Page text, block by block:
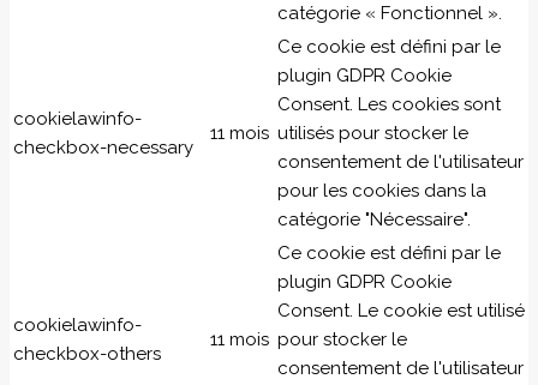
catégorie « Fonctionnel ».
cookielawinfo-
checkbox-necessary
11 mois
Ce cookie est défini par le
plugin GDPR Cookie
Consent. Les cookies sont
utilisés pour stocker le
consentement de l'utilisateur
pour les cookies dans la
catégorie "Nécessaire".
cookielawinfo-
checkbox-others
11 mois
Ce cookie est défini par le
plugin GDPR Cookie
Consent. Le cookie est utilisé
pour stocker le
consentement de l'utilisateur